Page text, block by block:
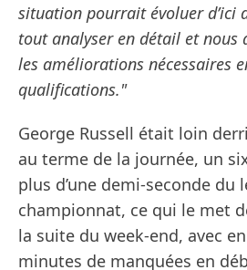
situation pourrait évoluer d’ici
tout analyser en détail et nous
les améliorations nécessaires
qualifications."
George Russell était loin
au terme de la journée, un
plus d’une demi-seconde du
championnat, ce qui le met
la suite du week-end, avec
minutes de manquées en